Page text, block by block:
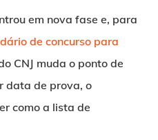
em nova fase e, para
de concurso para
CNJ muda o ponto de
data de prova, o
como a lista de